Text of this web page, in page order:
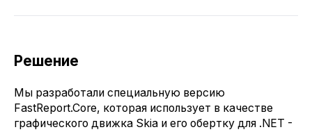
Решение
Мы разработали специальную версию
FastReport.Core, которая использует в качестве
графического движка Skia и его обертку для .NET -